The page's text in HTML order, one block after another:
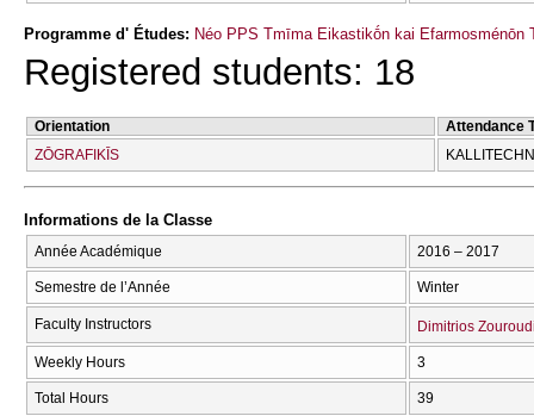
Programme d' Études: Néo PPS Tmīma Eikastikṓn kai Efarmosménōn
Registered students: 18
Orientation
Attendance
ZŌGRAFIKĪS
Informations de la Classe
Année Académique 2016 – 2017
Semestre de l’Année Winter
Faculty Instructors Dimitrios
Weekly Hours 3
Total Hours 39